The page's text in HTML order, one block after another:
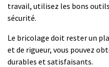
travail, utilisez les bons
sécurité.
Le bricolage doit rester un
et de rigueur, vous pouvez
durables et satisfaisants.